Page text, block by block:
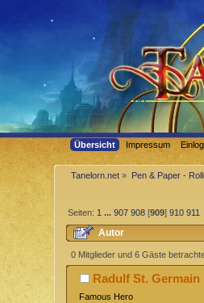
Übersicht Impressum
Tanelorn.net » Pen & Paper -
Seiten: 1 ...907 908 [909]910 911
Autor
0 Mitglieder und 6 Gäste
Radulf St. Germain
Famous Hero